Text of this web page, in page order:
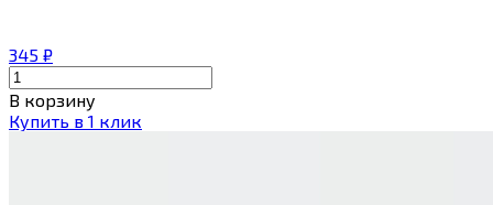
345 ₽
В корзину
Купить в 1 клик